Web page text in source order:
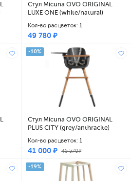
Стул Micuna OVO ORIGINAL
LUXE ONE (white/natural)
Кол-во расцветок: 1
49 780 ₽
-10%
Стул Micuna OVO ORIGINAL
PLUS CITY (grey/anthracite)
Кол-во расцветок: 1
41 000 ₽ 45 570₽
-19%